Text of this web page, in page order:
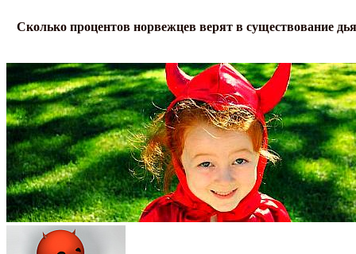
Сколько процентов норвежцев верят в существование